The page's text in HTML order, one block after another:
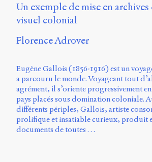
Mastodon
Université
Sherbrooke
Campus
de
Longueuil
Local
B1-
12723
Un exemple de mise en
visuel colonial
Florence Adrover
Eugène Gallois (1856-1916) est un
a parcouru le monde. Voyageant tout
agrément, il s’oriente progressivement
pays placés sous domination coloniale.
différents périples, Gallois, artiste
prolifique et insatiable curieux, produit
documents de toutes …